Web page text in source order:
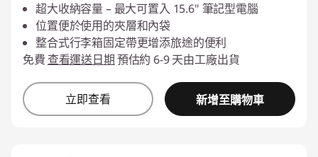
超大收納容量 – 最大可置入 15.6" 筆記型電腦
位置便於使用的夾層和內袋
整合式行李箱固定帶更增添旅途的便利
免費 查看運送日期預估約 6-9 天由工廠出貨
立即查看 新增至購物車